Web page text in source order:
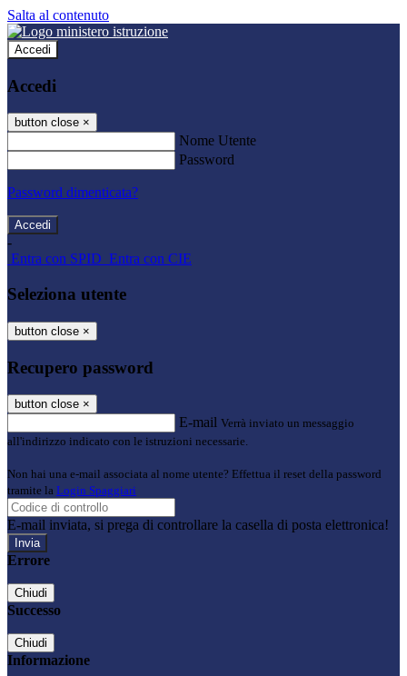
Salta al contenuto
Accedi
Accedi
button close ×
Nome Utente
Password
Password dimenticata?
-
Entra con SPID Entra con CIE
Seleziona utente
button close ×
Recupero password
button close ×
E-mail Verrà inviato un messaggio
all'indirizzo indicato con le istruzioni necessarie.
Non hai una e-mail associata al nome utente? Effettua il reset della password
tramite la Login Spaggiari
E-mail inviata, si prega di controllare la casella di posta elettronica!
Errore
Chiudi
Successo
Chiudi
Informazione